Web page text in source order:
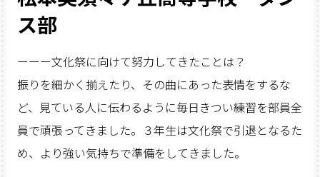
ス部
ーーー文化祭に向けて努力してきたことは？
振りを細かく揃えたり、その曲にあった表情をするな
ど、見ている人に伝わるように毎日きつい練習を部員全
員で頑張ってきました。３年生は文化祭で引退となるた
め、より強い気持ちで準備をしてきました。